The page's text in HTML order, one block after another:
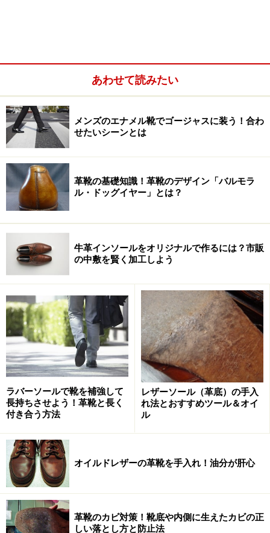
あわせて読みたい
メンズのエナメル靴でゴージャスに装う！合わ
せたいシーンとは
革靴の基礎知識！革靴のデザイン「バルモラ
ル・ドッグイヤー」とは？
牛革インソールをオリジナルで作るには？市販
の中敷を賢く加工しよう
ラバーソールで靴を補強して
長持ちさせよう！革靴と長く
付き合う方法
レザーソール（革底）の手入
れ法とおすすめツール＆オイ
ル
オイルドレザーの革靴を手入れ！油分が肝心
革靴のカビ対策！靴底や内側に生えたカビの正
しい落とし方と防止法